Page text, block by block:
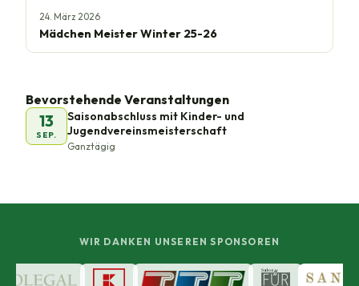
24. März 2026
Mädchen Meister Winter 25-26
Bevorstehende Veranstaltungen
13
SEP.
Saisonabschluss mit Kinder- und
Jugendvereinsmeisterschaft
Ganztägig
WIR DANKEN UNSEREN SPONSOREN